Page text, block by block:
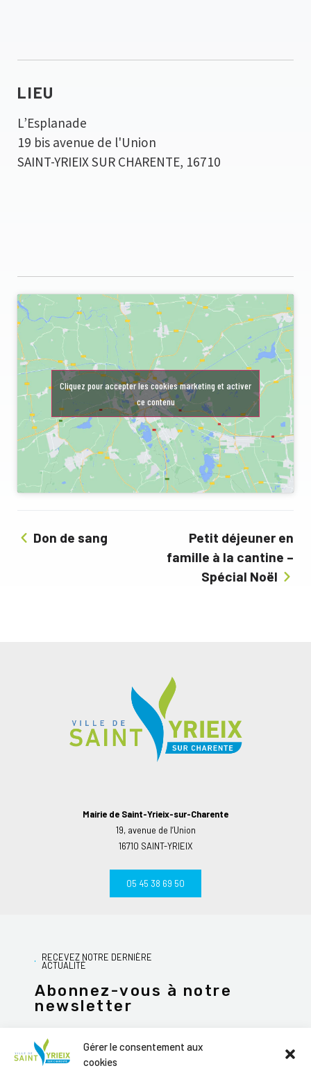
Gérer le consentement aux
cookies
LIEU
L’Esplanade
19 bis avenue de l'Union
SAINT-YRIEIX SUR CHARENTE, 16710
Cliquez pour accepter les cookies marketing et activer
ce contenu
Don de sang
Petit déjeuner en
famille à la cantine –
Spécial Noël
Mairie de Saint-Yrieix-sur-Charente
19, avenue de l’Union
16710 SAINT-YRIEIX
05 45 38 69 50
RECEVEZ NOTRE DERNIÈRE
ACTUALITÉ
Abonnez-vous à notre
newsletter